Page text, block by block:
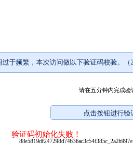
过于频繁，本次访问做以下验证码校验。（
请在五分钟内完成验
验证码初始化失败！